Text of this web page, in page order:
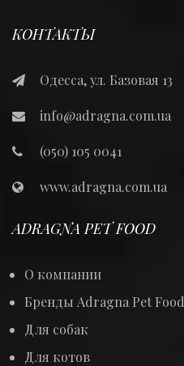
КОНТАКТЫ
Одесса, ул. Базовая 13
info@adragna.com.ua
(050) 105 0041
www.adragna.com.ua
ADRAGNA PET FOOD
О компании
Бренды Adragna Pet Food
Для собак
Для котов